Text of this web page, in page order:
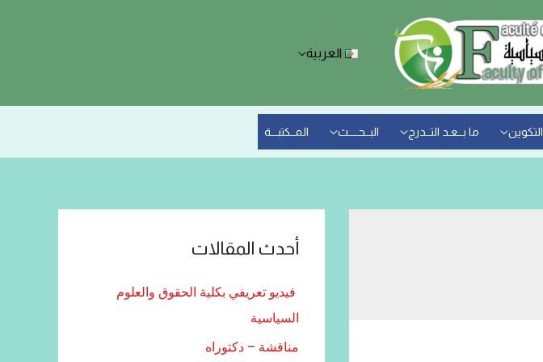
العربية
التكوين ما بــعـد التــدرج البــحــــث المــكتبـــة
أحدث المقالات
فيديو تعريفي بكلية الحقوق والعلوم
السياسية
مناقشة – دكتوراه